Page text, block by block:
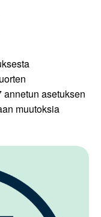
asetuksen
muutoksia